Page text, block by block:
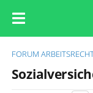
FORUM